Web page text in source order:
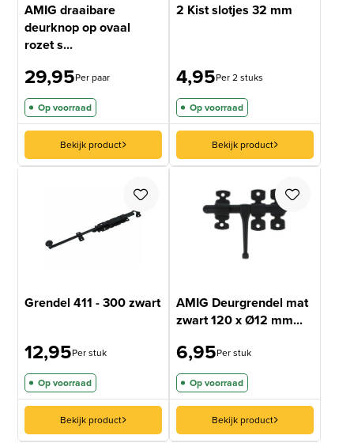
AMIG draaibare
deurknop op ovaal
rozet s...
29,95Per paar
Op voorraad
Bekijk product
2 Kist slotjes 32 mm
4,95Per 2 stuks
Op voorraad
Bekijk product
Grendel 411 - 300 zwart
12,95Per stuk
Op voorraad
Bekijk product
AMIG Deurgrendel mat
zwart 120 x Ø12 mm...
6,95Per stuk
Op voorraad
Bekijk product